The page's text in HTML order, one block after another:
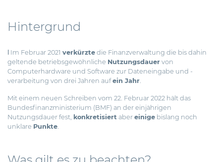
Hintergrund
ǀ Im Februar 2021 verkürzte die Finanzverwaltung die bis dahin
geltende betriebsgewöhnliche Nutzungsdauer von
Computerhardware und Software zur Dateneingabe und -
verarbeitung von drei Jahren aufein Jahr.
Mit einem neuen Schreiben vom 22. Februar 2022 hält das
Bundesfinanzministerium (BMF) an der einjährigen
Nutzungsdauer fest, konkretisiert aber einige bislang noch
unklare Punkte.